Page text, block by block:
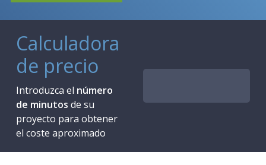
Calculadora
de precio
Introduzca el número
de minutos de su
proyecto para obtener
el coste aproximado